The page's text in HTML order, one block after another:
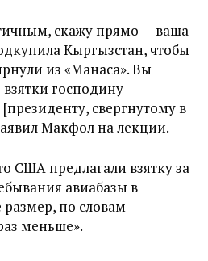
скажу прямо — ваша
Кыргызстан, чтобы
из «Манаса». Вы
господину
свергнутому в
Макфол на лекции.
США предлагали взятку за
авиабазы в
по словам
меньше».